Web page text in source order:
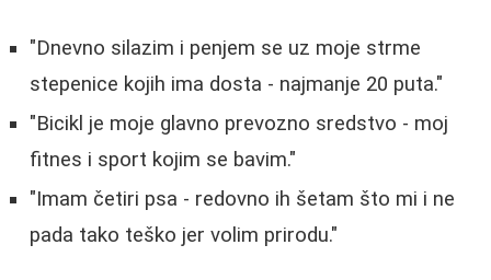
"Dnevno silazim i penjem se uz moje strme
stepenice kojih ima dosta - najmanje 20 puta."
"Bicikl je moje glavno prevozno sredstvo - moj
fitnes i sport kojim se bavim."
"Imam četiri psa - redovno ih šetam što mi i ne
pada tako teško jer volim prirodu."